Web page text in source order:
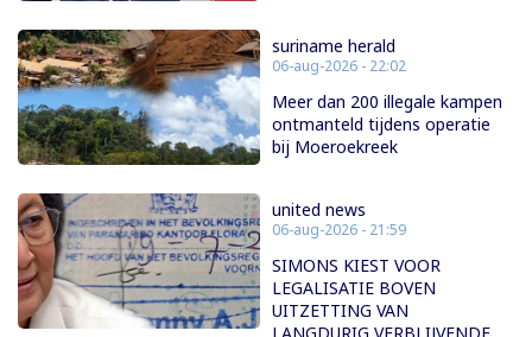
suriname herald
06-aug-2026 - 22:02
Meer dan 200 illegale kampen
ontmanteld tijdens operatie
bij Moeroekreek
united news
06-aug-2026 - 21:59
SIMONS KIEST VOOR
LEGALISATIE BOVEN
UITZETTING VAN
LANGDURIG VERBLIJVENDE